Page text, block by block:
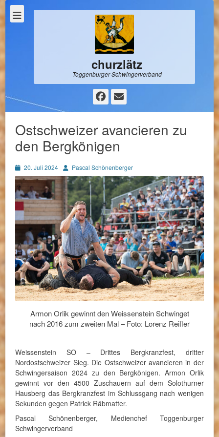
churzlätz
Toggenburger Schwingerverband
Facebook
E-
Mail
Ostschweizer avancieren zu
den Bergkönigen
Posted
on
20. Juli 2024 AutorPascal Schönenberger
Armon Orlik gewinnt den Weissenstein Schwinget
nach 2016 zum zweiten Mal – Foto: Lorenz Reifler
Weissenstein SO – Drittes Bergkranzfest, dritter
Nordostschweizer Sieg. Die Ostschweizer avancieren in der
Schwingersaison 2024 zu den Bergkönigen. Armon Orlik
gewinnt vor den 4500 Zuschauern auf dem Solothurner
Hausberg das Bergkranzfest im Schlussgang nach wenigen
Sekunden gegen Patrick Räbmatter.
Pascal Schönenberger, Medienchef Toggenburger
Schwingerverband